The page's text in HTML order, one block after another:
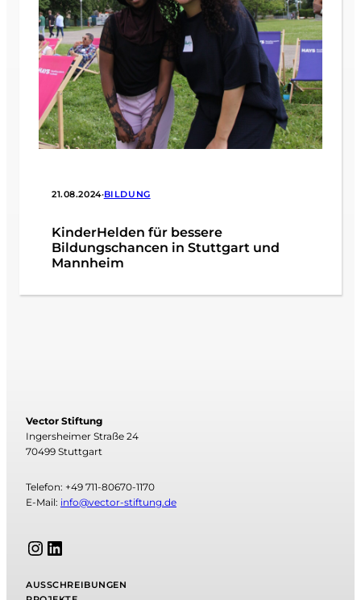
21.08.2024•BILDUNG
KinderHelden für bessere
Bildungschancen in Stuttgart und
Mannheim
Vector Stiftung
Ingersheimer Straße 24
70499 Stuttgart
Telefon: +49 711-80670-1170
E-Mail: info@vector-stiftung.de
Instagram
LinkedIn
AUSSCHREIBUNGEN